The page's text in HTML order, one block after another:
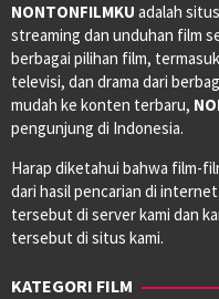
NONTONFILMKU adalah
streaming dan unduhan film
berbagai pilihan film,
televisi, dan drama dari
mudah ke konten terbaru,
pengunjung di Indonesia.
Harap diketahui bahwa film-
dari hasil pencarian di
tersebut di server kami dan
tersebut di situs kami.
KATEGORI FILM